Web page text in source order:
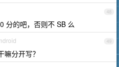
48
分的吧，否则不 SB 么
49
嘛分开写？